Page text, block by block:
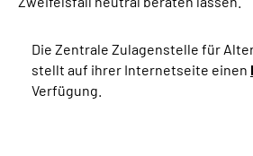
Die Zentrale Zulagenstelle für
stellt auf ihrer Internetseite einen
Verfügung.